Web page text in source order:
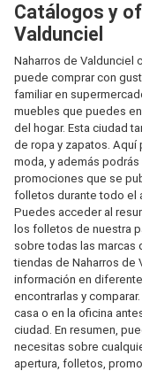
Catálogos y
Valdunciel
Naharros de Valdunciel
puede comprar con
familiar en
muebles que puedes
del hogar. Esta ciudad
de ropa y zapatos. Aquí
moda, y además
promociones que se
folletos durante todo el
Puedes acceder al
los folletos de nuestra
sobre todas las marcas
tiendas de Naharros de
información en
encontrarlas y
casa o en la oficina
ciudad. En resumen,
necesitas sobre
apertura, folletos,